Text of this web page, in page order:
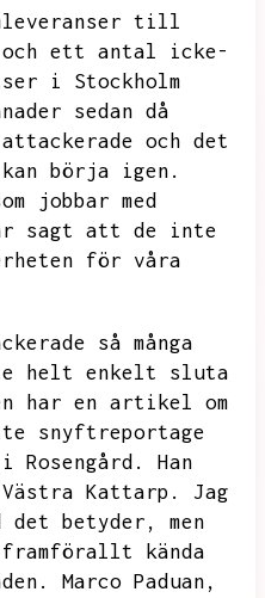
till
och ett antal icke-
i Stockholm
sedan då
och det
börja igen.
jobbar med
sagt att de inte
för våra
så många
helt enkelt sluta
har en artikel om
snyftreportage
Rosengård.
Han
Kattarp.
Jag
det betyder,
men
kända
Marco Paduan,